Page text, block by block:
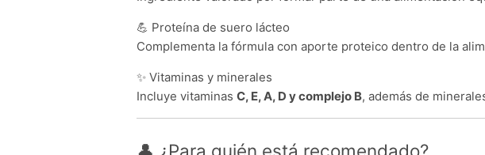
💪 Proteína de suero lácteo
Complementa la fórmula con aporte proteico dentro de la
✨ Vitaminas y minerales
Incluye vitaminasC, E, A, D y complejo B, además de